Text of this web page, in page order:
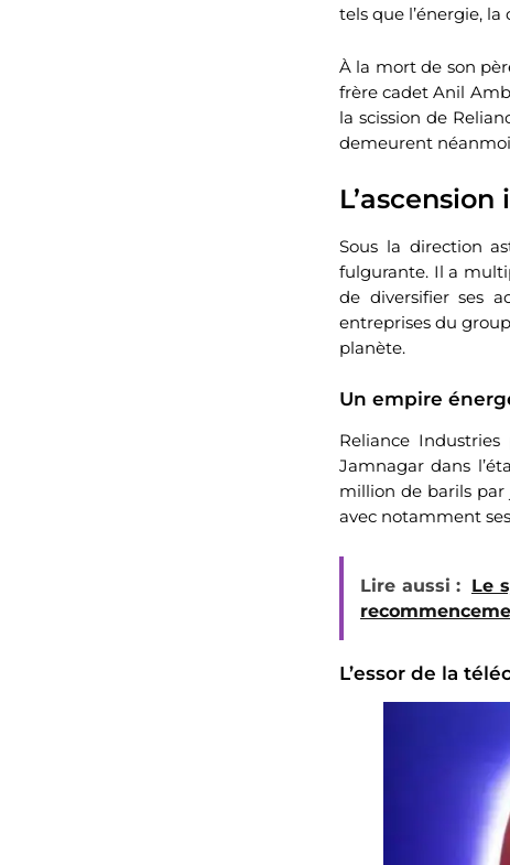
tels que l’énergie,
À la mort de son
frère cadet Anil
la scission de
demeurent
Sous la direction
fulgurante. Il a
de diversifier ses
entreprises du
planète.
Un empire
Reliance
Jamnagar dans
million de barils par
avec notamment
Lire aussi : Le
L’essor de la